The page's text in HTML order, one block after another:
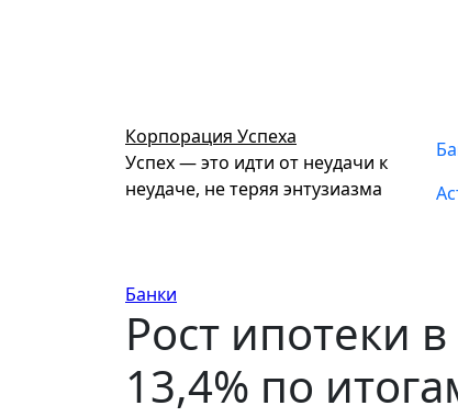
Корпорация Успеха
Успех — это идти от неудачи к
неудаче, не теряя энтузиазма
Банки
Рост ипотеки
13,4% по